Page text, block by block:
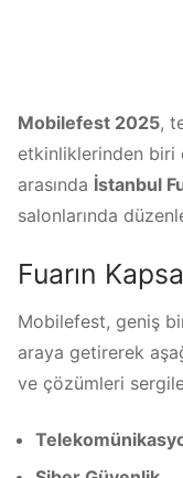
Mobilefest 2025,
etkinliklerinden biri
arasında İstanbul
salonlarında
Fuarın
Mobilefest, geniş
araya getirerek
ve çözümleri